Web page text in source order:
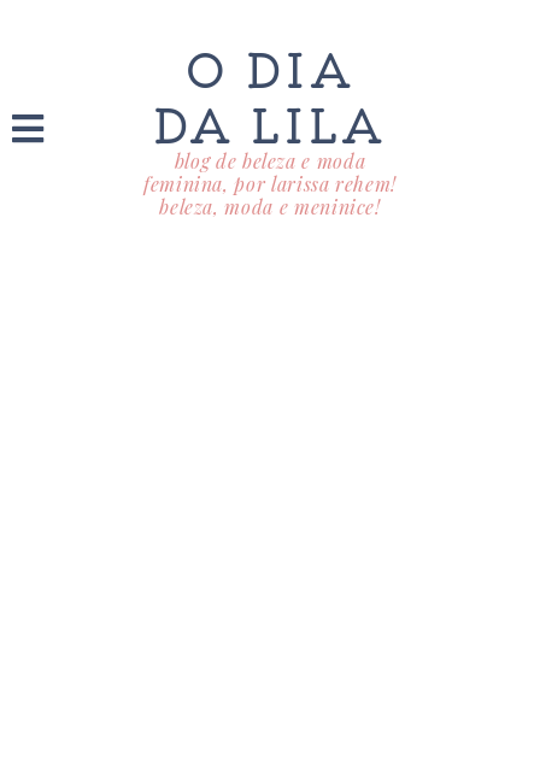
O DIA
DA LILA
blog de beleza e moda
feminina, por larissa rehem!
beleza, moda e meninice!